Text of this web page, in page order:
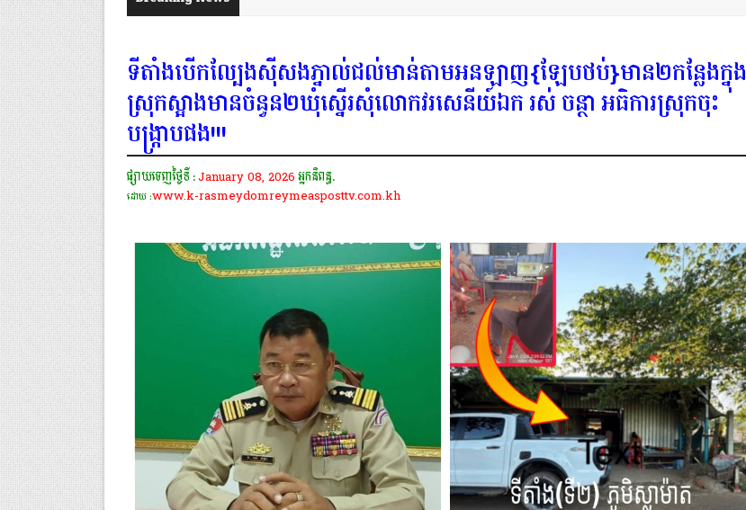
ទីតាំងបើកល្បែងស៊ីសងភ្នាល់ជល់មាន់តាមអនឡាញ{ឡែបថប់}មាន២កន្លែងក្នុង
ស្រុកស្អាងមានចំនួន២ឃុំស្នើរសុំលោកវរសេនីយ៍ឯក រស់ ចន្ថា អធិការស្រុកចុះ
បង្ក្រាបផង!!!
ផ្សាយចេញថ្ងៃទី :January 08, 2026អ្នកនិពន្ធ.
ដោយ :www.k-rasmeydomreymeasposttv.com.kh